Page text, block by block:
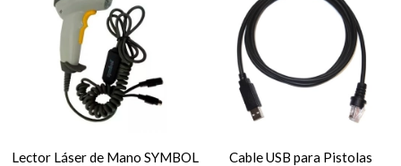
Lector Láser de Mano SYMBOL
Cable USB para Pistolas